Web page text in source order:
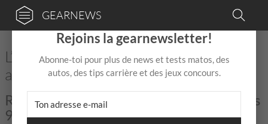
GEARNEWS
L’histoire d’Ensoniq : Les géants
américains
Reviens sur les jours de gloire des années
90 numériques.
×
Rejoins la gearnewsletter!
Abonne-toi pour plus de news et tests matos, des
autos, des tips carrière et des jeux concours.